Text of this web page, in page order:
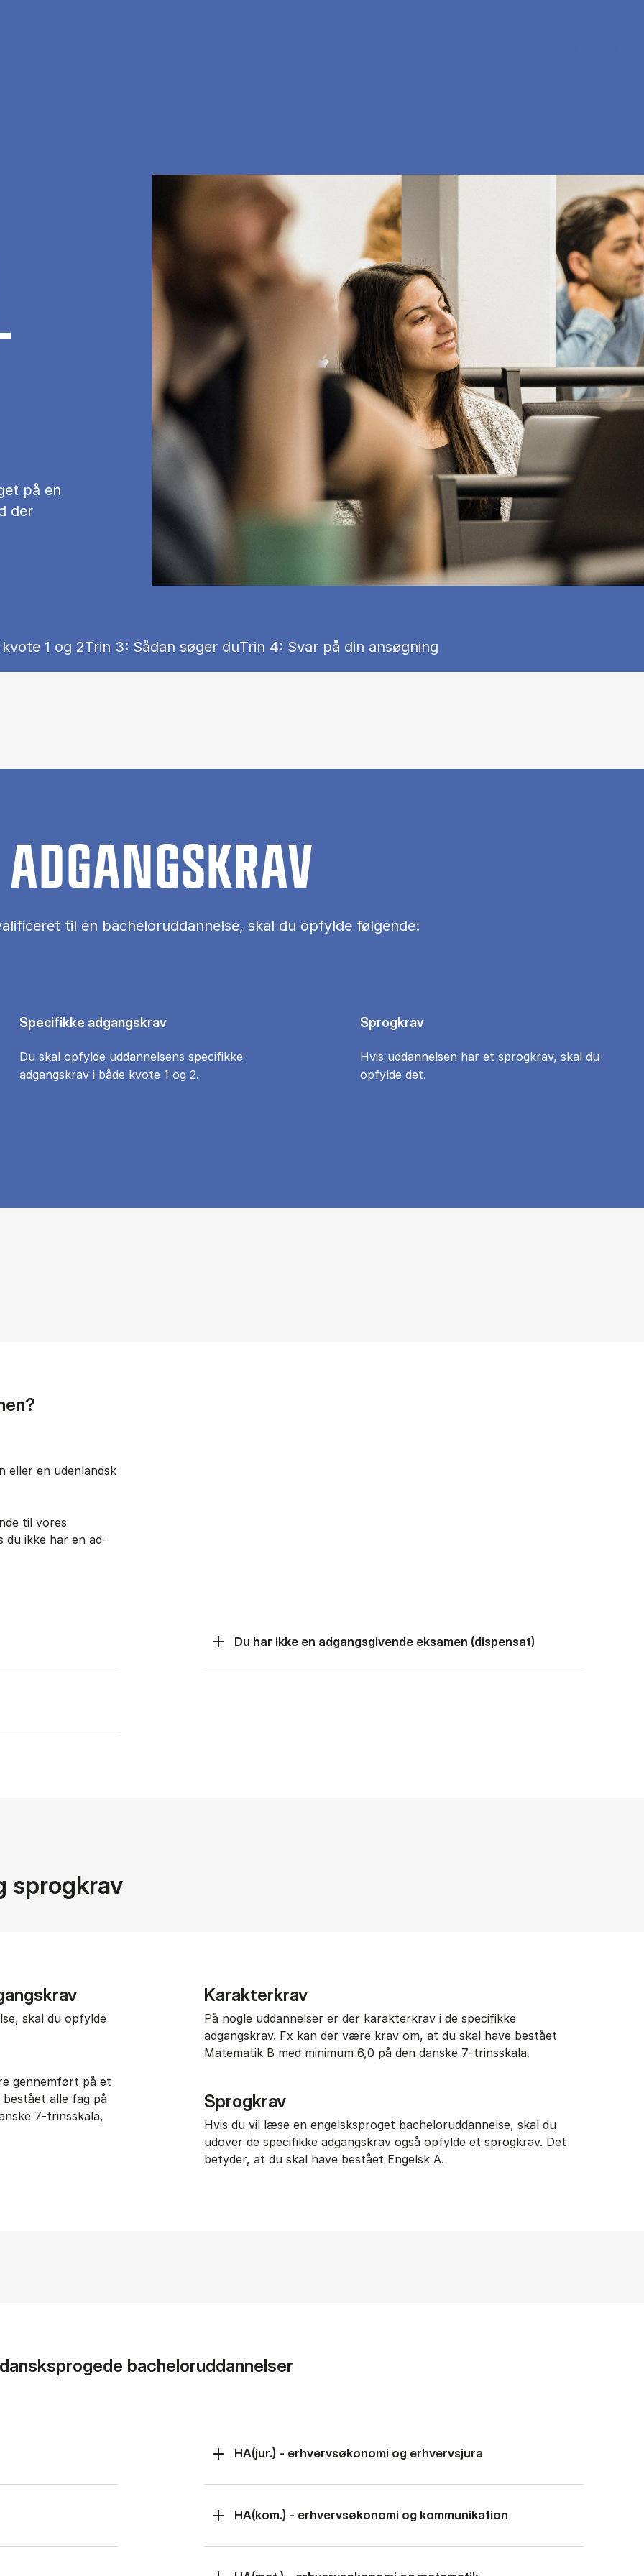
på en
der
1 og 2Show panel
Trin 3: Sådan søger duShow panel
Trin 4: Svar på din ansøgning
ADGANGSKRAV
til en bacheloruddannelse, skal du opfylde følgende:
Specifikke adgangskrav
Du skal opfylde uddannelsens specifikke
adgangskrav i både kvote 1 og 2.
Sprogkrav
Hvis uddannelsen har et sprogkrav, skal du
opfylde det.
el­ler en uden­land­sk
til vores
du ikke har en ad­
Du har ikke en adgangsgivende eksamen (dispensat)
sprogkrav
skal du opfylde
gennemført på et
bestået alle fag på
7-trinsskala,
Karakterkrav
På nogle uddannelser er der karakterkrav i de specifikke
adgangskrav. Fx kan der være krav om, at du skal have bestået
Matematik B med minimum 6,0 på den danske 7-trinsskala.
Sprogkrav
Hvis du vil læse en engelsksproget bacheloruddannelse, skal du
udover de specifikke adgangskrav også opfylde et sprogkrav. Det
betyder, at du skal have bestået Engelsk A.
bacheloruddannelser
HA(jur.) - erhvervsøkonomi og erhvervsjura
HA(kom.) - erhvervsøkonomi og kommunikation